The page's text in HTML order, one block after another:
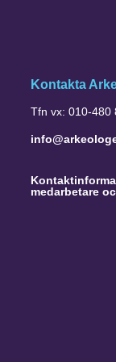
Kontakta
Tfn vx: 010-480
medarbetare